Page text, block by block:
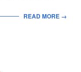
READ MORE →